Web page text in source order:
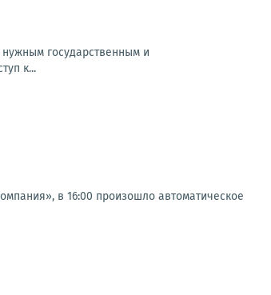
государственным и
к...
в 16:00 произошло автоматическое